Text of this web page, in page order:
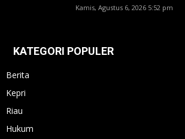
Kamis, Agustus 6, 2026 5:52 pm
KATEGORI POPULER
Berita
Kepri
Riau
Hukum